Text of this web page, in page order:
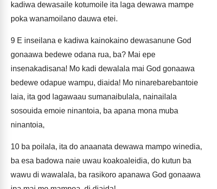
kadiwa dewasaile kotumoile ita laga dewawa mampe
poka wanamoilano dauwa etei.
9 E inseilana e kadiwa kainokaino dewasanune God
gonaawa bedewe odana rua, ba? Mai epe
insenakadisana! Mo kadi dewalala mai God gonaawa
bedewe odapue wampu, diaida! Mo ninarebarebantoie
laia, ita god lagawaau sumanaibulala, nainailala
sosouida emoie ninantoia, ba apana mona muba
ninantoia,
10 ba poilala, ita do anaanata dewawa mampo winedia,
ba esa badowa naie uwau koakoaleidia, do kutun ba
wawu di wawalala, ba rasikoro apanawa God gonaawa